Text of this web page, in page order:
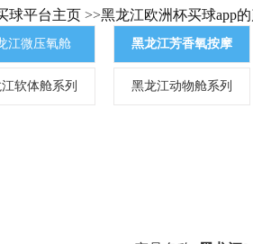
球平台主页 >>黑龙江欧洲杯买球app
江微压氧舱 黑龙江芳香氧按摩
舱
软体舱系列 黑龙江动物舱系列